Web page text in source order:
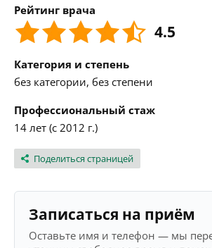
Рейтинг врача
4.5
Категория и степень
без категории, без степени
Профессиональный стаж
14 лет (с 2012 г.)
Поделиться страницей
Записаться на приём
Оставьте имя и телефон — мы